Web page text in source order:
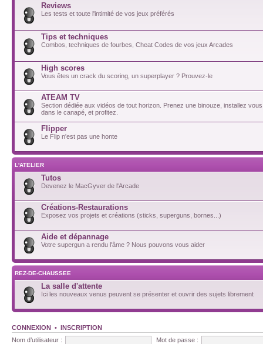
Reviews
Les tests et toute l'intimité de vos jeux préférés
Tips et techniques
Combos, techniques de fourbes, Cheat Codes de vos jeux Arcades
High scores
Vous êtes un crack du scoring, un superplayer ? Prouvez-le
ATEAM TV
Section dédiée aux vidéos de tout horizon. Prenez une binouze, installez
dans le canapé, et profitez.
Flipper
Le Flip n'est pas une honte
L'ATELIER
Tutos
Devenez le MacGyver de l'Arcade
Créations-Restaurations
Exposez vos projets et créations (sticks, superguns, bornes...)
Aide et dépannage
Votre supergun a rendu l'âme ? Nous pouvons vous aider
REZ-DE-CHAUSSEE
La salle d'attente
Ici les nouveaux venus peuvent se présenter et ouvrir des sujets librement
CONNEXION • INSCRIPTION
Nom d’utilisateur :
Mot de passe :